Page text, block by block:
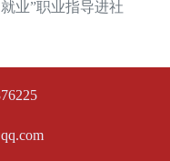
业”职业指导进社